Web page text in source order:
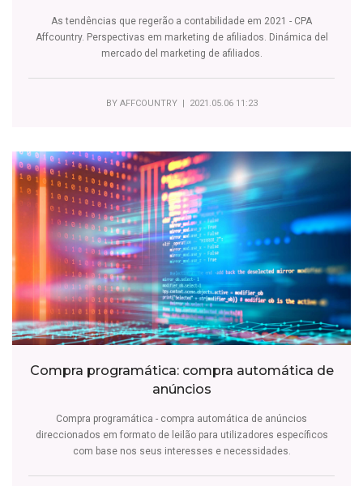
As tendências que regerão a contabilidade em 2021 - CPA
Affcountry. Perspectivas em marketing de afiliados. Dinámica del
mercado del marketing de afiliados.
BY AFFCOUNTRY| 2021.05.06 11:23
Compra programática: compra automática de
anúncios
Compra programática - compra automática de anúncios
direccionados em formato de leilão para utilizadores específicos
com base nos seus interesses e necessidades.